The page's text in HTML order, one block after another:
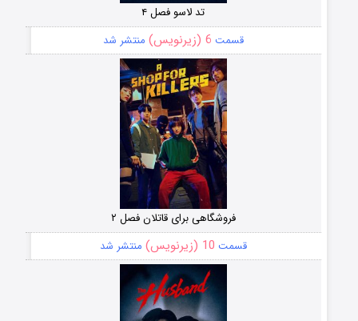
تد لاسو فصل ۴
قسمت 6 (زیرنویس) منتشر شد
فروشگاهی برای قاتلان فصل ۲
قسمت 10 (زیرنویس) منتشر شد